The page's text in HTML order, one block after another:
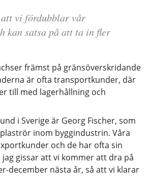
vi fördubblar vår
kan satsa på att ta in fler
främst på gränsöverskridande
är ofta transportkunder, där
till med lagerhållning och
i Sverige är Georg Fischer, som
inom byggindustrin. Våra
och de har ofta sin
jag gissar att vi kommer att dra på
december nästa år, så att vi klarar